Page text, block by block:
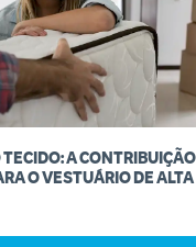
TECIDO: A
O VESTUÁRIO DE ALTA